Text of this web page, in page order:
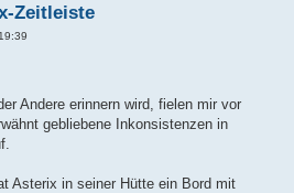
Zeitleiste
Andere erinnern wird, fielen mir vor
gebliebene Inkonsistenzen in
Asterix in seiner Hütte ein Bord mit